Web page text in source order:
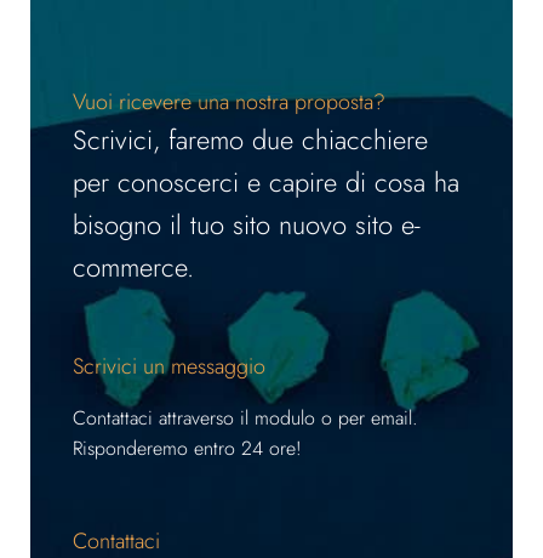
Vuoi ricevere una nostra proposta?
Scrivici, faremo due chiacchiere
per conoscerci e capire di cosa ha
bisogno il tuo sito nuovo sito e-
commerce.
Scrivici un messaggio
Contattaci attraverso il modulo o per email.
Risponderemo entro 24 ore!
Contattaci